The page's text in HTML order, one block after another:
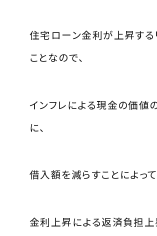
住宅ローン金利が上昇する
ことなので、
インフレによる現金の価値
に、
借入額を減らすことによって
金利上昇による返済負担